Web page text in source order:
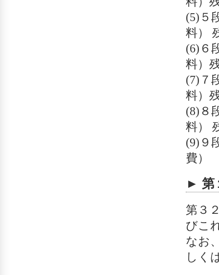
(5)５
料）
(6)６
料）
(7)７
料）
(8)８
料）
(9)９
費）
► 第
第３
びこ
なお
しく